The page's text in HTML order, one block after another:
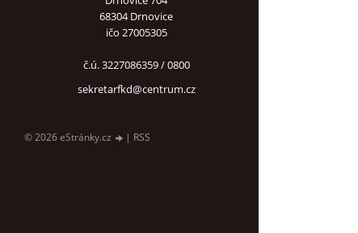
68304 Drnovice
ičo 27005305
č.ú. 3227086359 / 0800
sekretarfkd@centrum.cz
© 2026 eStránky.cz | RSS